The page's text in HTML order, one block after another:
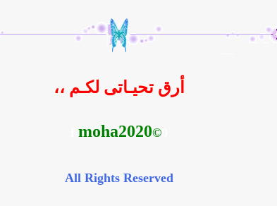
أرق تحيـاتى لكـم ،،
moha2020©
All Rights Reserved